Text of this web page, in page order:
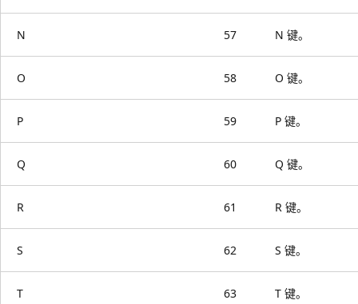
N 57 N 键。
O 58 O 键。
P 59 P 键。
Q 60 Q 键。
R 61 R 键。
S 62 S 键。
T 63 T 键。